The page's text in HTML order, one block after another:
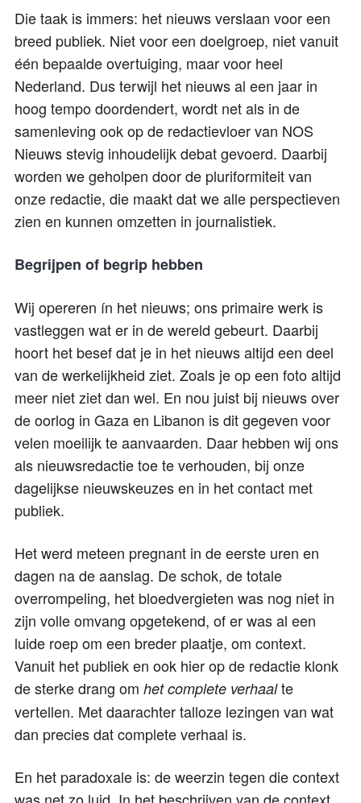
Die taak is immers: het nieuws verslaan voor een
breed publiek. Niet voor een doelgroep, niet vanuit
één bepaalde overtuiging, maar voor heel
Nederland. Dus terwijl het nieuws al een jaar in
hoog tempo doordendert, wordt net als in de
samenleving ook op de redactievloer van NOS
Nieuws stevig inhoudelijk debat gevoerd. Daarbij
worden we geholpen door de pluriformiteit van
onze redactie, die maakt dat we alle perspectieven
zien en kunnen omzetten in journalistiek.
Begrijpen of begrip hebben
Wij opereren ín het nieuws; ons primaire werk is
vastleggen wat er in de wereld gebeurt. Daarbij
hoort het besef dat je in het nieuws altijd een deel
van de werkelijkheid ziet. Zoals je op een foto altijd
meer niet ziet dan wel. En nou juist bij nieuws over
de oorlog in Gaza en Libanon is dit gegeven voor
velen moeilijk te aanvaarden. Daar hebben wij ons
als nieuwsredactie toe te verhouden, bij onze
dagelijkse nieuwskeuzes en in het contact met
publiek.
Het werd meteen pregnant in de eerste uren en
dagen na de aanslag. De schok, de totale
overrompeling, het bloedvergieten was nog niet in
zijn volle omvang opgetekend, of er was al een
luide roep om een breder plaatje, om context.
Vanuit het publiek en ook hier op de redactie klonk
de sterke drang om het complete verhaalte
vertellen. Met daarachter talloze lezingen van wat
dan precies dat complete verhaal is.
En het paradoxale is: de weerzin tegen die context
was net zo luid. In het beschrijven van de context